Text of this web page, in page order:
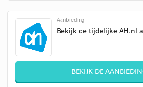
Aanbieding
Bekijk de tijdelijke AH.nl
BEKIJK DE